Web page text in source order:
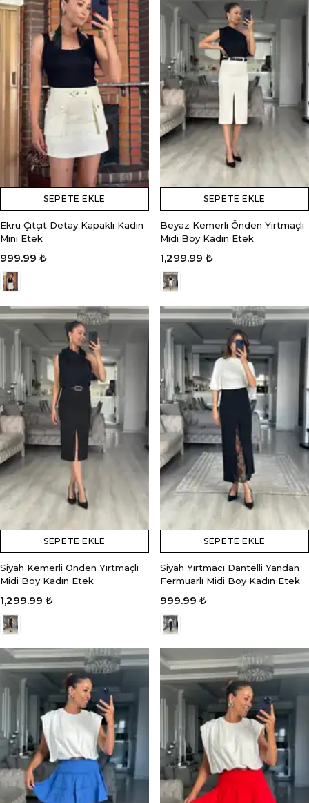
SEPETE EKLE
Ekru Çıtçıt Detay Kapaklı Kadın
Mini Etek
999.99 ₺
SEPETE EKLE
Beyaz Kemerli Önden Yırtmaçlı
Midi Boy Kadın Etek
1,299.99 ₺
SEPETE EKLE
Siyah Kemerli Önden Yırtmaçlı
Midi Boy Kadın Etek
1,299.99 ₺
SEPETE EKLE
Siyah Yırtmacı Dantelli Yandan
Fermuarlı Midi Boy Kadın Etek
999.99 ₺